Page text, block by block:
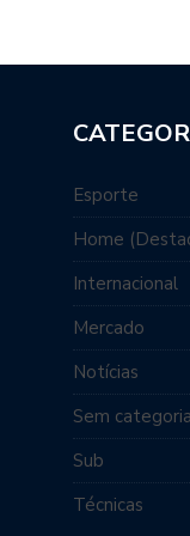
Esporte
Home
Internacional
Mercado
Notícias
Sem categoria
Sub
Técnicas